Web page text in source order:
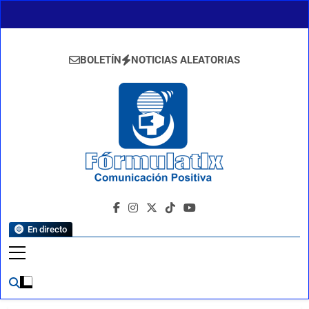
BOLETÍN NOTICIAS ALEATORIAS
En directo
FormulaTlx
Comunicación Positiva